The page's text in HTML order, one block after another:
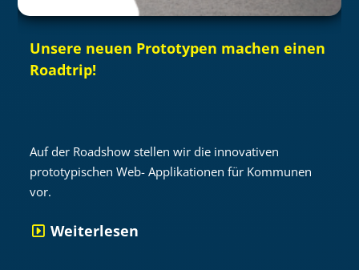
Unsere neuen Prototypen machen einen
Roadtrip!
Auf der Roadshow stellen wir die innovativen
prototypischen Web- Applikationen für Kommunen
vor.
Weiterlesen